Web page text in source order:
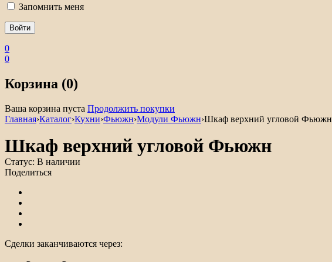
Запомнить меня
0
0
Корзина (0)
Ваша корзина пуста Продолжить покупки
Главная›Каталог›Кухни›Фьюжн›Модули Фьюжн›Шкаф верхний угловой Фьюжн
Шкаф верхний угловой Фьюжн
Статус: В наличии
Поделиться
Сделки заканчиваются через: